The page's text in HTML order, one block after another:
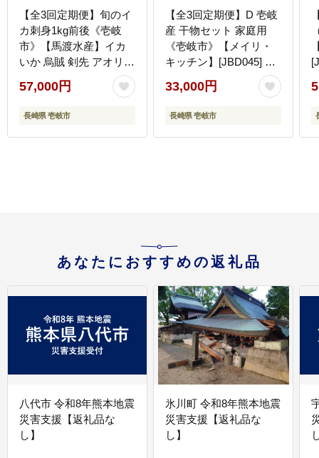
【全3回定期便】旬のイ
カ刺身1kg前後《壱岐
市》【馬渡水産】イカ
いか 烏賊 剣先 アオリ
あおり スルメ するめ 刺
身 刺し身 お刺身 海鮮
魚貝 冷凍配送 産地直送
57,000円
長崎県 壱岐市
【全3回定期便】D 壱岐
産 干物セット 家庭用
《壱岐市》【メイリ・
キッチン】[JBD045] 干
物 ひもの 定期便 レトル
ト 33000 33000円
33,000円
長崎県 壱岐市
あなたにおすすめの返礼品
八代市 令和8年熊本地震
災害支援【返礼品な
し】
氷川町 令和8年熊本地震
災害支援【返礼品な
し】